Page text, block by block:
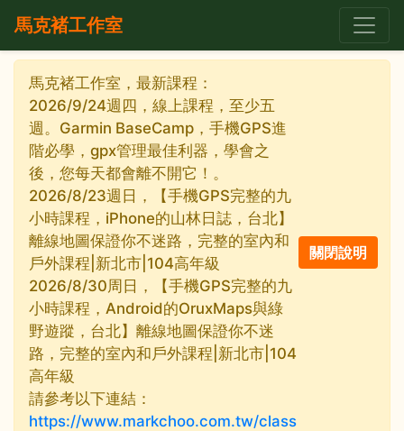
馬克褚工作室
馬克褚工作室，最新課程：
2026/9/24週四，線上課程，至少五
週。Garmin BaseCamp，手機GPS進
階必學，gpx管理最佳利器，學會之
後，您每天都會離不開它！。
2026/8/23週日，【手機GPS完整的九
小時課程，iPhone的山林日誌，台北】
離線地圖保證你不迷路，完整的室內和
戶外課程|新北市|104高年級
2026/8/30周日，【手機GPS完整的九
小時課程，Android的OruxMaps與綠
野遊蹤，台北】離線地圖保證你不迷
路，完整的室內和戶外課程|新北市|104
高年級
請參考以下連結：
https://www.markchoo.com.tw/class